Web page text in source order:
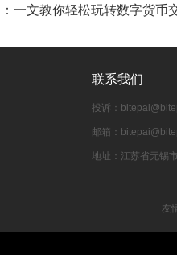
一文教你轻松玩转数字货币
联系我们
投诉：
邮箱：
地址：江苏省无锡
友